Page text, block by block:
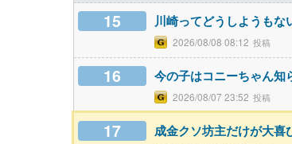
15 川崎ってどうしようも
2026/08/08 08:12
16 今の子はコニーちゃん知
2026/08/07 23:52
17 成金クソ坊主だけが大